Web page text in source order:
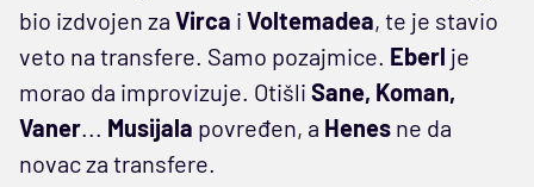
bio izdvojen za Virca i Voltemadea, te je stavio
veto na transfere. Samo pozajmice. Eberl je
morao da improvizuje. Otišli Sane, Koman,
Vaner... Musijala povređen, a Henes ne da
novac za transfere.